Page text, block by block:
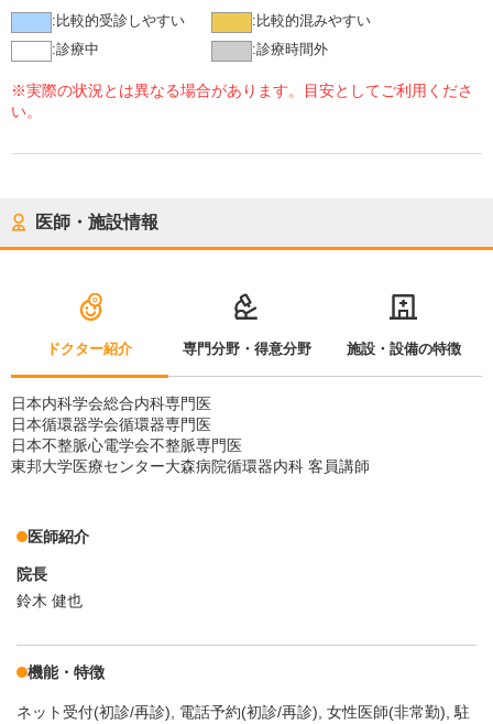
: 比較的受診しやすい : 比較的混みやすい
:診療中 :診療時間外
※実際の状況とは異なる場合があります。目安としてご利用くださ
い。
医師・施設情報
ドクター紹介 専門分野・得意分野 施設・設備の特徴
日本内科学会総合内科専門医
日本循環器学会循環器専門医
日本不整脈心電学会不整脈専門医
東邦大学医療センター大森病院循環器内科 客員講師
医師紹介
院長
鈴木 健也
機能・特徴
ネット受付(初診/再診) 電話予約(初診/再診) 女性医師(非常勤) 駐